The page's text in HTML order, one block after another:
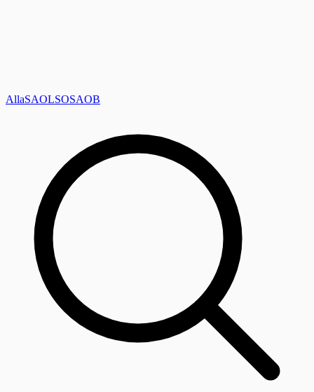
AllaSAOLSOSAOB